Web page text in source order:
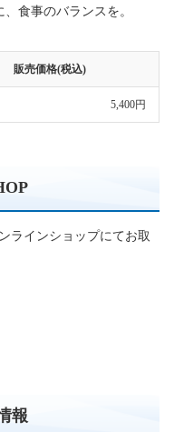
食事のバランスを。
販売価格(税込)
5,400円
ラインショップにてお取
報